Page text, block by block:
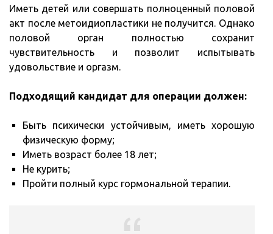
Иметь детей или совершать полноценный половой
акт после метоидиопластики не получится. Однако
половой орган полностью сохранит
чувствительность и позволит испытывать
удовольствие и оргазм.
Подходящий кандидат для операции должен:
Быть психически устойчивым, иметь хорошую
физическую форму;
Иметь возраст более 18 лет;
Не курить;
Пройти полный курс гормональной терапии.